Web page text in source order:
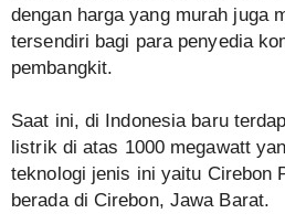
dengan harga yang murah juga
tersendiri bagi para penyedia
pembangkit.
Saat ini, di Indonesia baru
listrik di atas 1000 megawatt
teknologi jenis ini yaitu Cirebon
berada di Cirebon, Jawa Barat.